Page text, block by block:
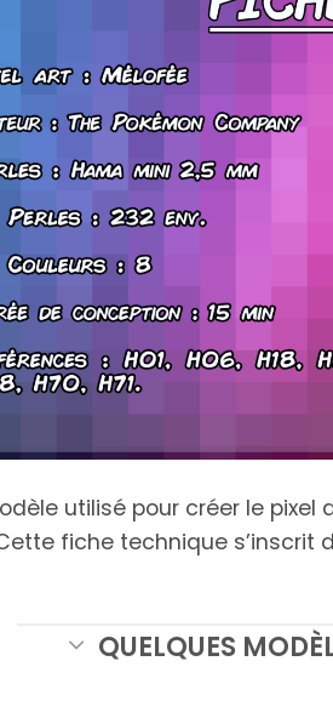
utilisé pour créer le pixel
fiche technique s’inscrit
QUELQUES